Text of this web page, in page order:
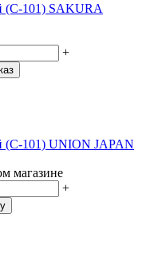
(C-101) SAKURA
+
(C-101) UNION JAPAN
магазине
+